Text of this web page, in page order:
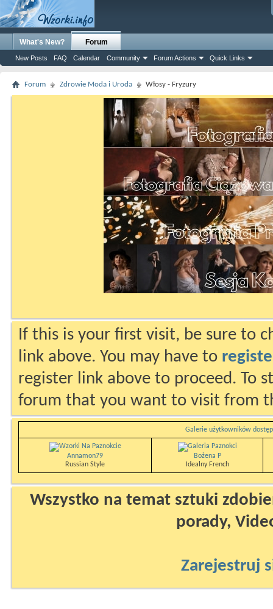
What's New? Forum
New Posts FAQ Calendar Community Forum Actions Quick Links
Forum Zdrowie Moda i Uroda Włosy - Fryzury
If this is your first visit, be sure to
link above. You may have to
register link above to proceed. To
forum that you want to visit from
Galerie użytkowników
Annamon79
Russian Style
Bożena P
Idealny French
Wszystko na temat sztuki
porady,
Zarejestruj